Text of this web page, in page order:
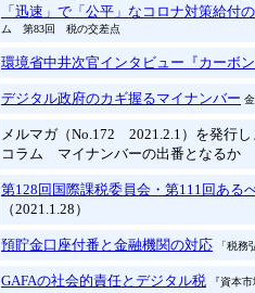
「迅速」で「公平」なコロナ対策給付
ム 第83回 税の交差点
環境省中井次官インタビュー『カーボ
デジタル政府のカギ握るマイナンバー
メルマガ（No.172 2021.2.1）を発行し
コラム マイナンバーの出番となるか
第128回国際課税委員会・第111回ある
（2021.1.28）
預貯金口座付番と金融機関の対応 「税務
GAFAの社会的責任とデジタル税 『資本